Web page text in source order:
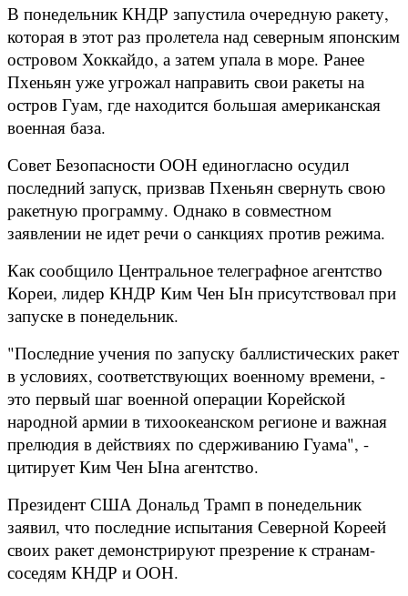
В понедельник КНДР запустила очередную ракету,
которая в этот раз пролетела над северным японским
островом Хоккайдо, а затем упала в море. Ранее
Пхеньян уже угрожал направить свои ракеты на
остров Гуам, где находится большая американская
военная база.
Совет Безопасности ООН единогласно осудил
последний запуск, призвав Пхеньян свернуть свою
ракетную программу. Однако в совместном
заявлении не идет речи о санкциях против режима.
Как сообщило Центральное телеграфное агентство
Кореи, лидер КНДР Ким Чен Ын присутствовал при
запуске в понедельник.
"Последние учения по запуску баллистических ракет
в условиях, соответствующих военному времени, -
это первый шаг военной операции Корейской
народной армии в тихоокеанском регионе и важная
прелюдия в действиях по сдерживанию Гуама", -
цитирует Ким Чен Ына агентство.
Президент США Дональд Трамп в понедельник
заявил, что последние испытания Северной Кореей
своих ракет демонстрируют презрение к странам-
соседям КНДР и ООН.